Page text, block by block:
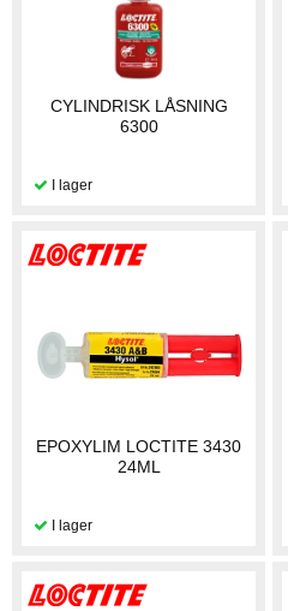
CYLINDRISK LÅSNING
6300
EPOXYLIM LOCTITE 3430
24ML